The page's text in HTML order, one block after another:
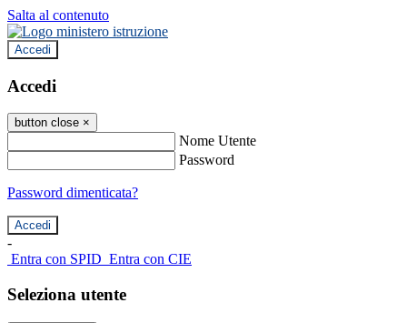
Salta al contenuto
Accedi
Accedi
button close ×
Nome Utente
Password
Password dimenticata?
-
Entra con SPID Entra con CIE
Seleziona utente